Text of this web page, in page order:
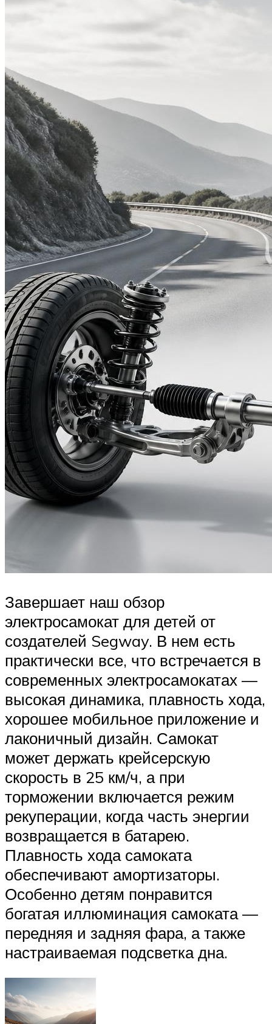
Завершает наш обзор
электросамокат для детей от
создателей Segway. В нем есть
практически все, что встречается в
современных электросамокатах —
высокая динамика, плавность хода,
хорошее мобильное приложение и
лаконичный дизайн. Самокат
может держать крейсерскую
скорость в 25 км/ч, а при
торможении включается режим
рекуперации, когда часть энергии
возвращается в батарею.
Плавность хода самоката
обеспечивают амортизаторы.
Особенно детям понравится
богатая иллюминация самоката —
передняя и задняя фара, а также
настраиваемая подсветка дна.